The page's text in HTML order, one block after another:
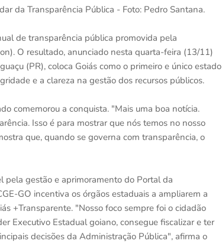
da Transparência Pública - Foto: Pedro Santana.
de transparência pública promovida pela
O resultado, anunciado nesta quarta-feira (13/11)
(PR), coloca Goiás como o primeiro e único estado
e a clareza na gestão dos recursos públicos.
comemorou a conquista. "Mais uma boa notícia.
Isso é para mostrar que nós temos no nosso
que, quando se governa com transparência, o
pela gestão e aprimoramento do Portal da
GO incentiva os órgãos estaduais a ampliarem a
+Transparente. "Nosso foco sempre foi o cidadão
Executivo Estadual goiano, consegue fiscalizar e ter
decisões da Administração Pública", afirma o